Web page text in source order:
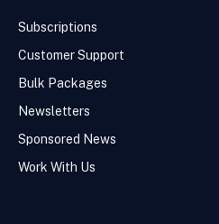
Subscriptions
Customer Support
Bulk Packages
Newsletters
Sponsored News
Work With Us